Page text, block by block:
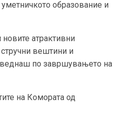
образование и
атрактивни
вештини и
веднаш по завршувањето на
на Комората од